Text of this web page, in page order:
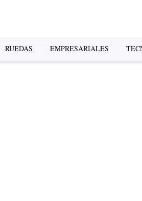
RUEDAS EMPRESARIALES
semana